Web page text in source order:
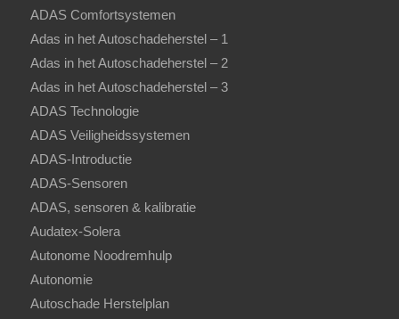
ADAS Comfortsystemen
Adas in het Autoschadeherstel – 1
Adas in het Autoschadeherstel – 2
Adas in het Autoschadeherstel – 3
ADAS Technologie
ADAS Veiligheidssystemen
ADAS-Introductie
ADAS-Sensoren
ADAS, sensoren & kalibratie
Audatex-Solera
Autonome Noodremhulp
Autonomie
Autoschade Herstelplan